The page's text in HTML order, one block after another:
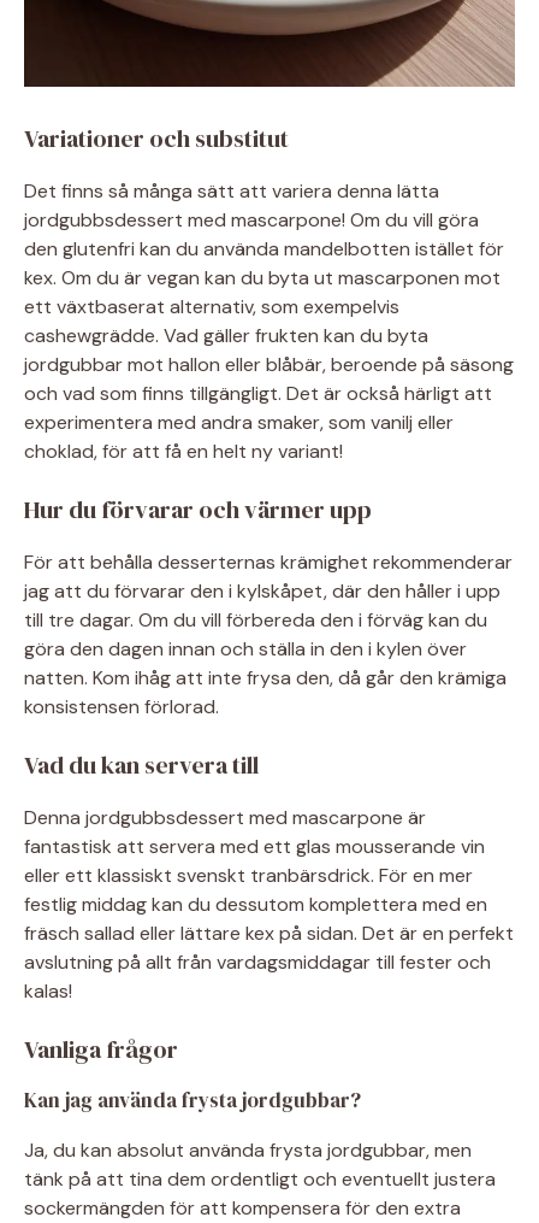
Variationer och substitut
Det finns så många sätt att variera denna lätta
jordgubbsdessert med mascarpone! Om du vill göra
den glutenfri kan du använda mandelbotten istället för
kex. Om du är vegan kan du byta ut mascarponen mot
ett växtbaserat alternativ, som exempelvis
cashewgrädde. Vad gäller frukten kan du byta
jordgubbar mot hallon eller blåbär, beroende på säsong
och vad som finns tillgängligt. Det är också härligt att
experimentera med andra smaker, som vanilj eller
choklad, för att få en helt ny variant!
Hur du förvarar och värmer upp
För att behålla desserternas krämighet rekommenderar
jag att du förvarar den i kylskåpet, där den håller i upp
till tre dagar. Om du vill förbereda den i förväg kan du
göra den dagen innan och ställa in den i kylen över
natten. Kom ihåg att inte frysa den, då går den krämiga
konsistensen förlorad.
Vad du kan servera till
Denna jordgubbsdessert med mascarpone är
fantastisk att servera med ett glas mousserande vin
eller ett klassiskt svenskt tranbärsdrick. För en mer
festlig middag kan du dessutom komplettera med en
fräsch sallad eller lättare kex på sidan. Det är en perfekt
avslutning på allt från vardagsmiddagar till fester och
kalas!
Vanliga frågor
Kan jag använda frysta jordgubbar?
Ja, du kan absolut använda frysta jordgubbar, men
tänk på att tina dem ordentligt och eventuellt justera
sockermängden för att kompensera för den extra